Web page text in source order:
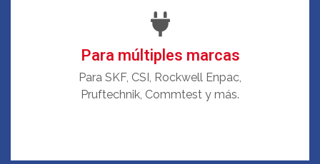
Para múltiples marcas
Para SKF, CSI, Rockwell Enpac,
Pruftechnik, Commtest y más.